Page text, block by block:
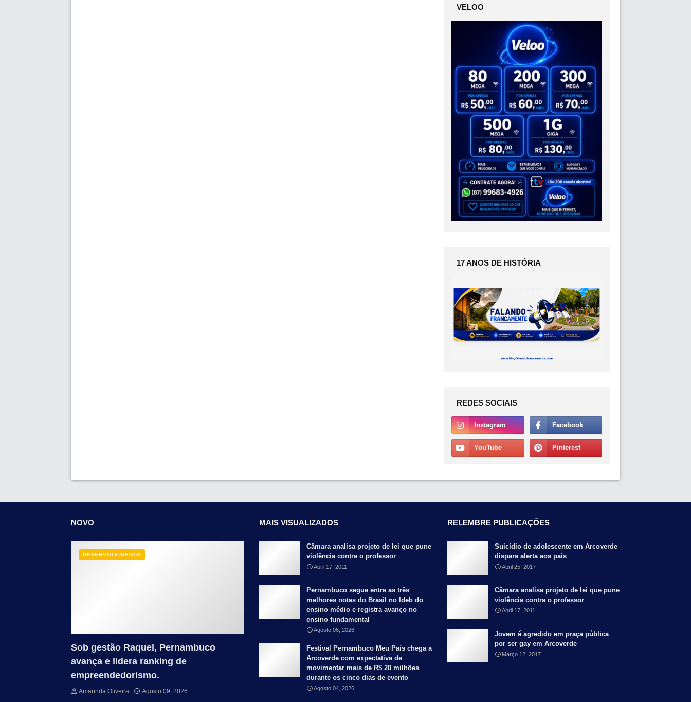
VELOO
17 ANOS DE HISTÓRIA
REDES SOCIAIS
NOVO
DESENVOLVIMENTO
Sob gestão Raquel, Pernambuco
avança e lidera ranking de
empreendedorismo.
Amannda Oliveira Agosto 09, 2026
MAIS VISUALIZADOS
Câmara analisa projeto de lei que pune
violência contra o professor
Abril 17, 2011
Pernambuco segue entre as três
melhores notas do Brasil no Ideb do
ensino médio e registra avanço no
ensino fundamental
Agosto 06, 2026
Festival Pernambuco Meu País chega a
Arcoverde com expectativa de
movimentar mais de R$ 20 milhões
durante os cinco dias de evento
Agosto 04, 2026
RELEMBRE PUBLICAÇÕES
Suicídio de adolescente em Arcoverde
dispara alerta aos pais
Abril 25, 2017
Câmara analisa projeto de lei que pune
violência contra o professor
Abril 17, 2011
Jovem é agredido em praça pública
por ser gay em Arcoverde
Março 12, 2017